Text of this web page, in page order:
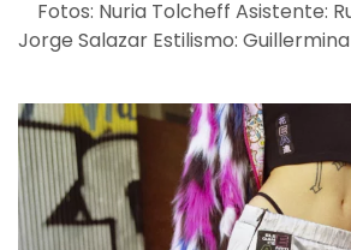
Fotos: Nuria Tolcheff Asistente:
Jorge Salazar Estilismo: